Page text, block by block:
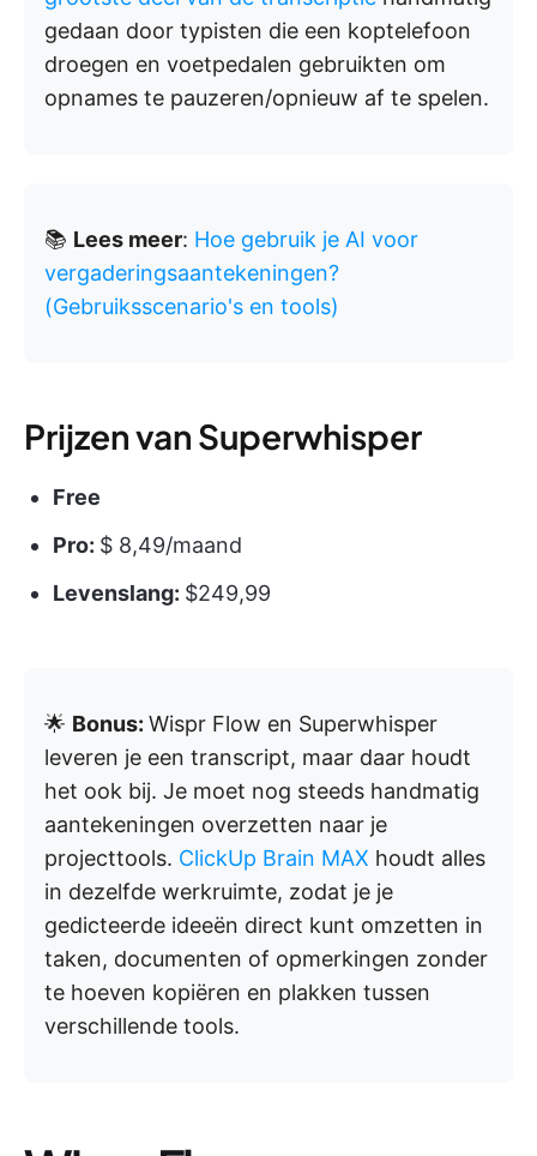
gedaan door typisten die een koptelefoon
droegen en voetpedalen gebruikten om
opnames te pauzeren/opnieuw af te spelen.
📚 Lees meer: Hoe gebruik je AI voor
vergaderingsaantekeningen?
(Gebruiksscenario's en tools)
Prijzen van Superwhisper
Free
Pro: $ 8,49/maand
Levenslang: $249,99
🌟 Bonus: Wispr Flow en Superwhisper
leveren je een transcript, maar daar houdt
het ook bij. Je moet nog steeds handmatig
aantekeningen overzetten naar je
projecttools. ClickUp Brain MAX houdt alles
in dezelfde werkruimte, zodat je je
gedicteerde ideeën direct kunt omzetten in
taken, documenten of opmerkingen zonder
te hoeven kopiëren en plakken tussen
verschillende tools.